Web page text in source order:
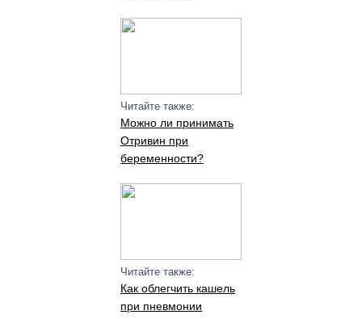
Читайте также:
Можно ли принимать
Отривин при
беременности?
Читайте также:
Как облегчить кашель
при пневмонии